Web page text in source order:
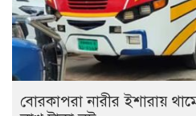
বোরকাপরা নারীর ইশারায়